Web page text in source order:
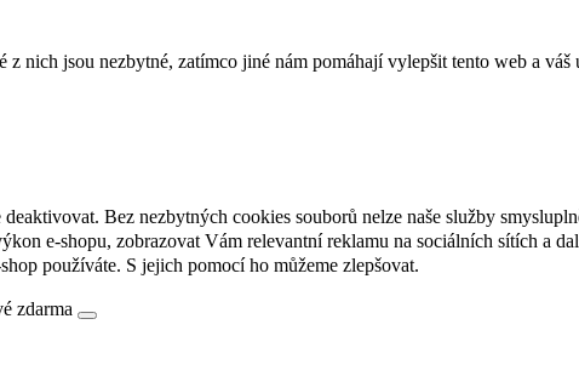
nich jsou nezbytné, zatímco jiné nám pomáhají vylepšit tento web a
deaktivovat. Bez nezbytných cookies souborů nelze naše služby
e-shopu, zobrazovat Vám relevantní reklamu na sociálních sítích a
používáte. S jejich pomocí ho můžeme zlepšovat.
zdarma